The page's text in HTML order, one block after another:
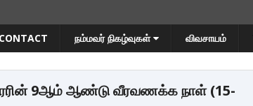
CONTACT நம்மவர் நிகழ்வுகள் விவசாயம்
9ஆம் ஆண்டு வீரவணக்க நாள் (15-